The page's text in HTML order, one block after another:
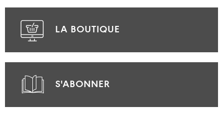
LA BOUTIQUE
S'ABONNER